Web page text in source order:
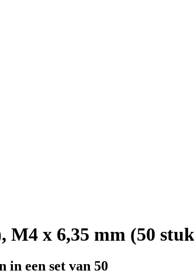
M4 x 6,35 mm (50
in een set van 50